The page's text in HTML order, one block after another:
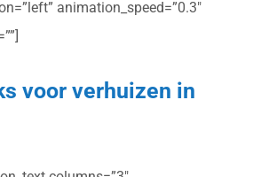
animation_speed=”0.3″
voor verhuizen in